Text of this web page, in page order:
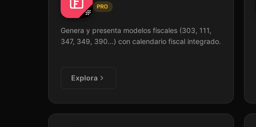
PRO
Genera y presenta modelos fiscales (303, 111,
347, 349, 390...) con calendario fiscal integrado.
Explora